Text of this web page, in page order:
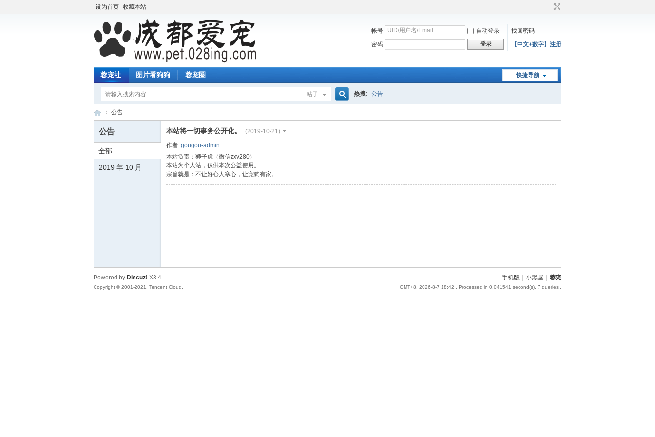
设为首页 收藏本站
帐号 自动登录
找回密码
密码
登录 【中文+数字】注册
快捷导航
蓉宠社 图片看狗狗 蓉宠圈
帖子 热搜: 公告
蓉 ›
公告
本站将一切事务公开化。 (2019-10-21)
作者: gougou-admin
本站负责：狮子虎（微信zxy280）
本站为个人站，仅供本次公益使用。
宗旨就是：不让好心人寒心，让宠狗有家。
公告
全部
2019 年 10 月
手机版 小黑屋 蓉宠
GMT+8, 2026-8-7 18:42 , Processed in 0.041541 second(s), 7 queries .
Powered by Discuz! X3.4
Copyright © 2001-2021, Tencent Cloud.